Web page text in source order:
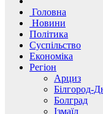
Головна
Новини
Політика
Суспільство
Економіка
Регіон
Арциз
Білгород-
Болград
Ізмаїл